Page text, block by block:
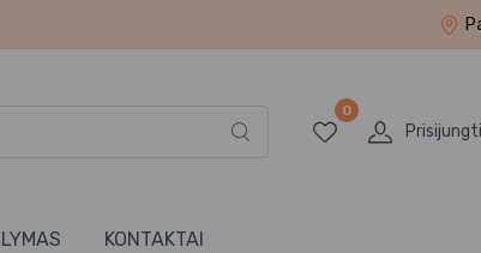
0
Prisijungti
KONTAKTAI